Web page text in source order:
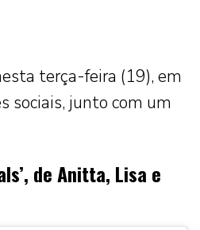
terça-feira (19), em
sociais, junto com um
de Anitta, Lisa e